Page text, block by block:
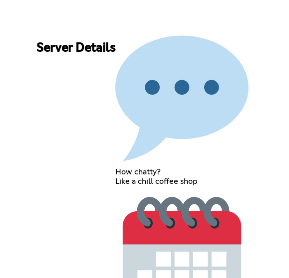
Server Details
How chatty?
Like a chill coffee shop